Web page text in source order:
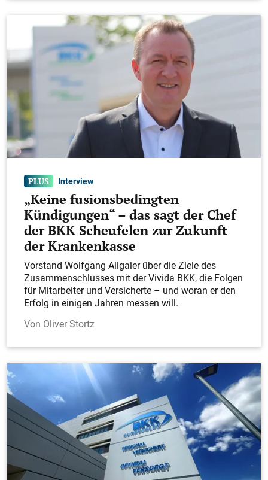
Interview
„Keine fusionsbedingten
Kündigungen“ – das sagt der Chef
der BKK Scheufelen zur Zukunft
der Krankenkasse
Vorstand Wolfgang Allgaier über die Ziele des
Zusammenschlusses mit der Vivida BKK, die Folgen
für Mitarbeiter und Versicherte – und woran er den
Erfolg in einigen Jahren messen will.
Oliver Stortz